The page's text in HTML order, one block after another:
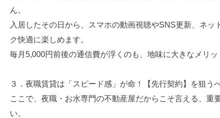
ん。
入居したその日から、スマホの動画視聴やSNS更新、ネッ
ク快適に楽しめます。
毎月5,000円前後の通信費が浮くのも、地味に大きなメリ
３．夜職賃貸は「スピード感」が命！【先行契約】を狙う
ここで、夜職・お水専門の不動産屋だからこそ言える、重
い。